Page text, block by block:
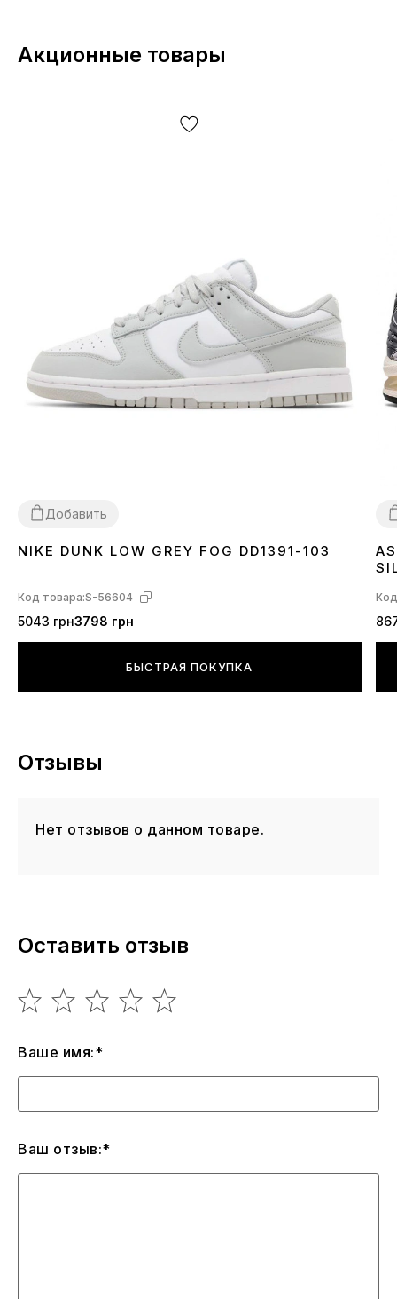
Акционные товары
Добавить
3637 383940 4142 43 44 45
NIKE DUNK LOW GREY FOG DD1391-103
Код товара:S-56604
5043 грн3798 грн
БЫСТРАЯ ПОКУПКА
Отзывы
Нет отзывов о данном товаре.
Оставить отзыв
Ваше имя:*
Ваш отзыв:*